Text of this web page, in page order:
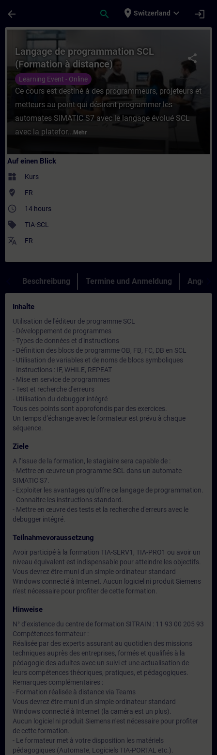
arrow_back search place Switzerland expand_more login
Kurs - Langage de programmation SCL
share
Langage de programmation SCL
(Formation à distance)
Learning Event - Online
Ce cours est destiné à des programmeurs, projeteurs et
metteurs au point qui désirent programmer les
automates SIMATIC S7 avec le langage évolué SCL
avec la platefor... Mehr
Auf einen Blick
widgets Kurs
where_to_vote FR
access_time 14 hours
sell TIA-SCL
translate FR
Beschreibung Termine und Anmeldung Angebot
Inhalte
Utilisation de l'éditeur de programme SCL
- Développement de programmes
- Types de données et d'instructions
- Définition des blocs de programme OB, FB, FC, DB en SCL
- Utilisation de variables et de noms de blocs symboliques
- Instructions : IF, WHILE, REPEAT
- Mise en service de programmes
- Test et recherche d'erreurs
- Utilisation du debugger intégré
Tous ces points sont approfondis par des exercices.
Un temps d’échange avec le formateur est prévu à chaque
séquence.
Ziele
A l’issue de la formation, le stagiaire sera capable de :
- Mettre en œuvre un programme SCL dans un automate
SIMATIC S7.
- Exploiter les avantages qu'offre ce langage de programmation.
- Connaitre les instructions standard.
- Mettre en œuvre des tests et la recherche d'erreurs avec le
debugger intégré.
Teilnahmevoraussetzung
Avoir participé à la formation TIA-SERV1, TIA-PRO1 ou avoir un
niveau équivalent est indispensable pour atteindre les objectifs.
Vous devrez être muni d'un simple ordinateur standard
Windows connecté à Internet. Aucun logiciel ni produit Siemens
n'est nécessaire pour profiter de cette formation.
Hinweise
N° d’existence du centre de formation SITRAIN : 11 93 00 205 93
Compétences formateur :
Réalisée par des experts assurant au quotidien des missions
techniques auprès des entreprises, formés et qualifiés à la
pédagogie des adultes avec un suivi et une actualisation de
leurs compétences théoriques, pratiques, et pédagogiques.
Remarques complémentaires :
- Formation réalisée à distance via Teams
Vous devrez être muni d'un simple ordinateur standard
Windows connecté à Internet (la caméra est un plus).
Aucun logiciel ni produit Siemens n'est nécessaire pour profiter
de cette formation.
- Le formateur met à votre disposition les matériels
pédagogiques (Automate, Logiciels TIA-PORTAL etc.).